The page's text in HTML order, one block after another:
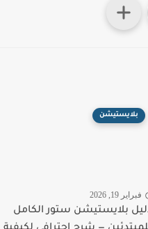
بلايستيشن
19, 2026
بلايستيشن ستور الكامل